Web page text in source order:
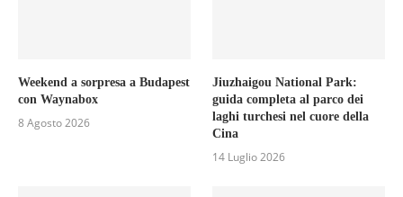
Weekend a sorpresa a Budapest
con Waynabox
8 Agosto 2026
Jiuzhaigou National Park:
guida completa al parco dei
laghi turchesi nel cuore della
Cina
14 Luglio 2026